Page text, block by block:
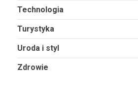
Technologia
Turystyka
Uroda i styl
Zdrowie